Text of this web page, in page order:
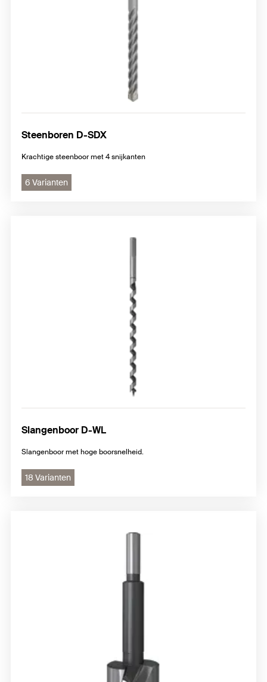
Steenboren D-SDX
Krachtige steenboor met 4 snijkanten
6 Varianten
Slangenboor D-WL
Slangenboor met hoge boorsnelheid.
18 Varianten